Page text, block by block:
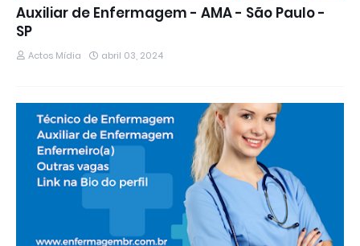
Auxiliar de Enfermagem - AMA - São Paulo -
SP
Actos Mídia abril 03, 2024